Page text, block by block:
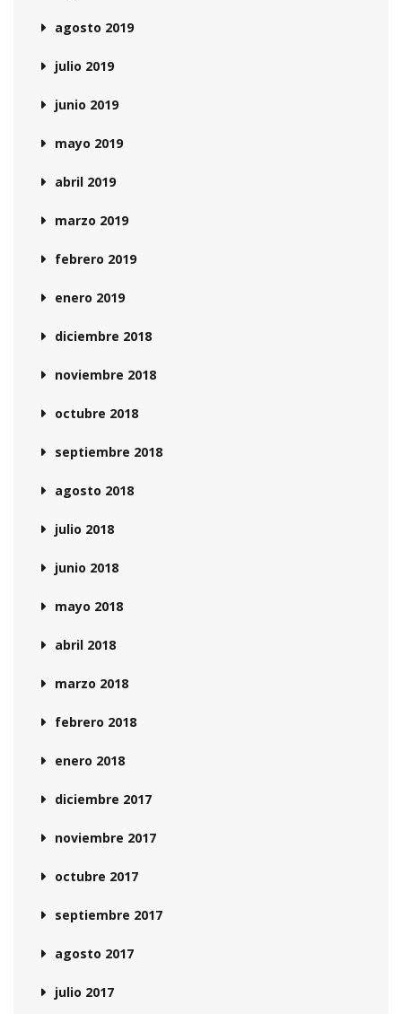
agosto 2019
julio 2019
junio 2019
mayo 2019
abril 2019
marzo 2019
febrero 2019
enero 2019
diciembre 2018
noviembre 2018
octubre 2018
septiembre 2018
agosto 2018
julio 2018
junio 2018
mayo 2018
abril 2018
marzo 2018
febrero 2018
enero 2018
diciembre 2017
noviembre 2017
octubre 2017
septiembre 2017
agosto 2017
julio 2017